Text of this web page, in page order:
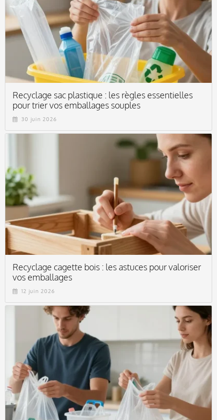
Recyclage sac plastique : les règles essentielles
pour trier vos emballages souples
30 juin 2026
Recyclage cagette bois : les astuces pour valoriser
vos emballages
12 juin 2026